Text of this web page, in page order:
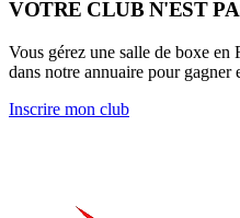
VOTRE CLUB N'EST
Vous gérez une salle de boxe
dans notre annuaire pour gagner
Inscrire mon club